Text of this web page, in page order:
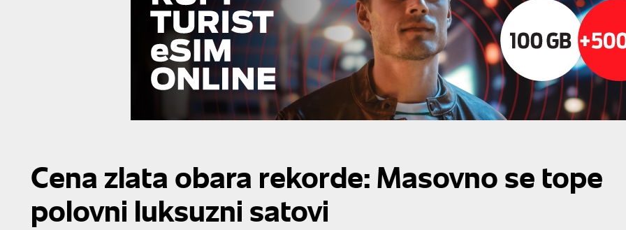
Cena zlata obara rekorde: Masovno se tope
polovni luksuzni satovi